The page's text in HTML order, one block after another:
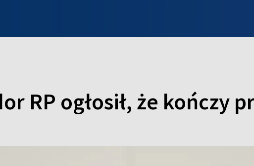
RP ogłosił, że kończy